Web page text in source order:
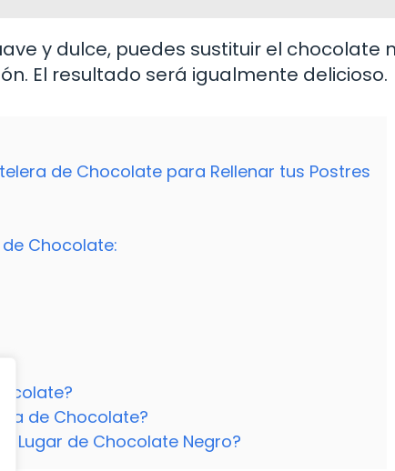
y dulce, puedes sustituir el chocolate
El resultado será igualmente delicioso.
de Chocolate para Rellenar tus Postres
Chocolate:
de Chocolate?
Lugar de Chocolate Negro?